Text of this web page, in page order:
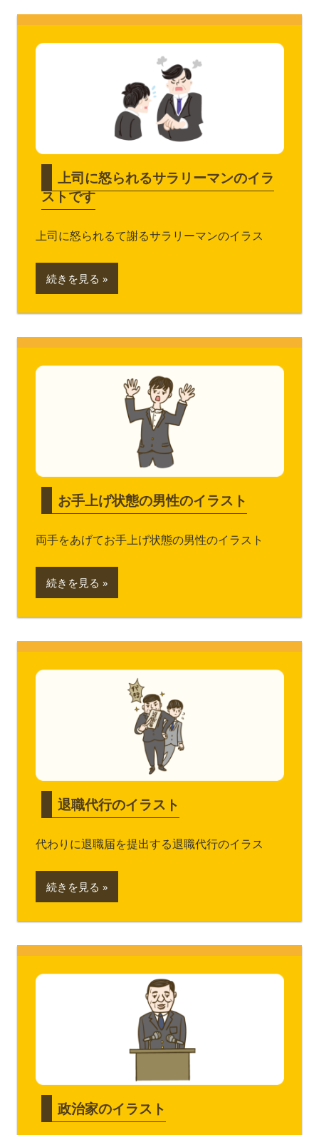
上司に怒られるサラリーマンのイラ
ストです
上司に怒られるて謝るサラリーマンのイラス
続きを見る
お手上げ状態の男性のイラスト
両手をあげてお手上げ状態の男性のイラスト
続きを見る
退職代行のイラスト
代わりに退職届を提出する退職代行のイラス
続きを見る
政治家のイラスト